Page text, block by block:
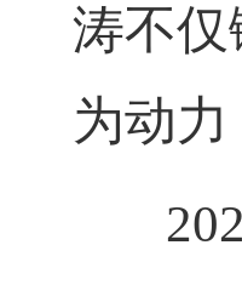
涛不
为动